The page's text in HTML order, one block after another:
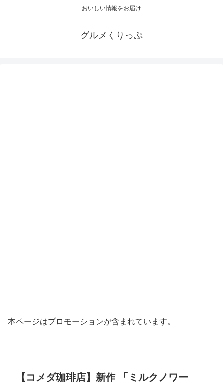
おいしい情報をお届け
グルメくりっぷ
本ページはプロモーションが含まれています。
【コメダ珈琲店】新作 「ミルクノワー